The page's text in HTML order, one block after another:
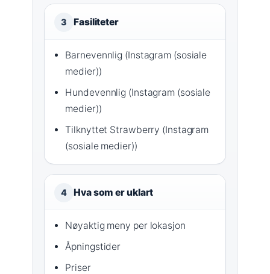
3 Fasiliteter
Barnevennlig (Instagram (sosiale
medier))
Hundevennlig (Instagram (sosiale
medier))
Tilknyttet Strawberry (Instagram
(sosiale medier))
4 Hva som er uklart
Nøyaktig meny per lokasjon
Åpningstider
Priser